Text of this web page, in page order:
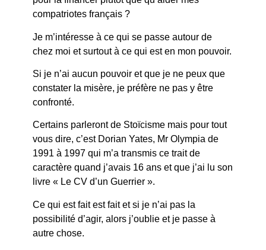
compatriotes français ?
Je m’intéresse à ce qui se passe autour de
chez moi et surtout à ce qui est en mon pouvoir.
Si je n’ai aucun pouvoir et que je ne peux que
constater la misère, je préfère ne pas y être
confronté.
Certains parleront de Stoïcisme mais pour tout
vous dire, c’est Dorian Yates, Mr Olympia de
1991 à 1997 qui m’a transmis ce trait de
caractère quand j’avais 16 ans et que j’ai lu son
livre « Le CV d’un Guerrier ».
Ce qui est fait est fait et si je n’ai pas la
possibilité d’agir, alors j’oublie et je passe à
autre chose.